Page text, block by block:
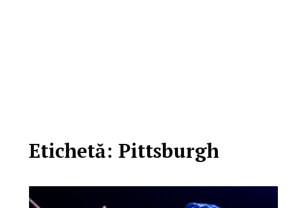
Etichetă: Pittsburgh